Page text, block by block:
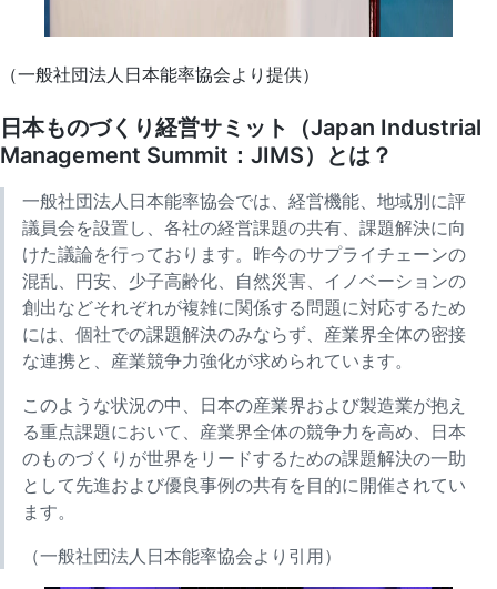
（一般社団法人日本能率協会より提供）
日本ものづくり経営サミット（Japan Industrial
Management Summit：JIMS）とは？
一般社団法人日本能率協会では、経営機能、地域別に評
議員会を設置し、各社の経営課題の共有、課題解決に向
けた議論を行っております。昨今のサプライチェーンの
混乱、円安、少子高齢化、自然災害、イノベーションの
創出などそれぞれが複雑に関係する問題に対応するため
には、個社での課題解決のみならず、産業界全体の密接
な連携と、産業競争力強化が求められています。
このような状況の中、日本の産業界および製造業が抱え
る重点課題において、産業界全体の競争力を高め、日本
のものづくりが世界をリードするための課題解決の一助
として先進および優良事例の共有を目的に開催されてい
ます。
（一般社団法人日本能率協会より引用）